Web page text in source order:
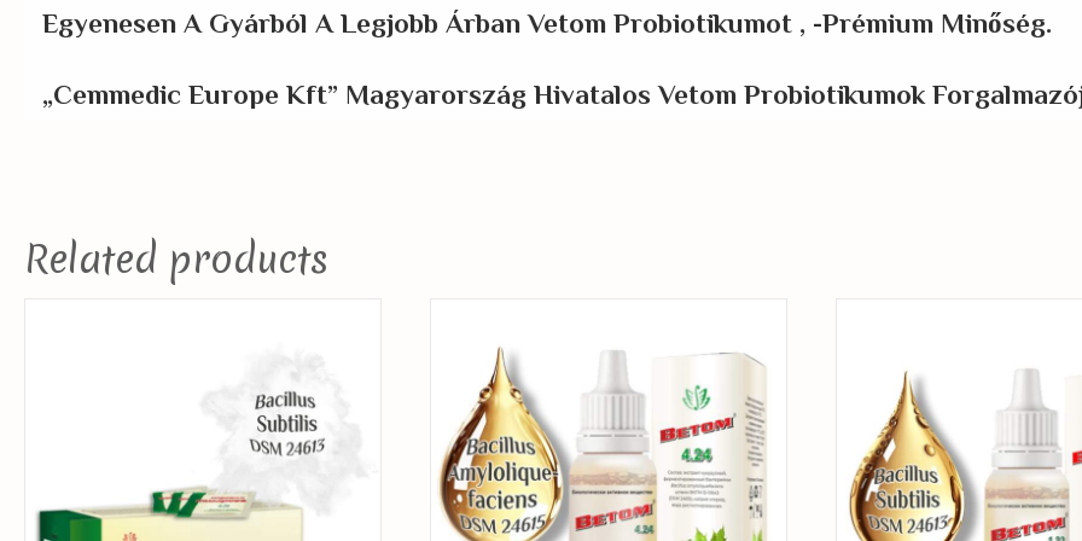
Egyenesen A Gyárból A Legjobb Árban Vetom Probiotikumot , -Prémium Minőség.
„Cemmedic Europe Kft” Magyarország HivatalosVetom Probiotikumok
Related products